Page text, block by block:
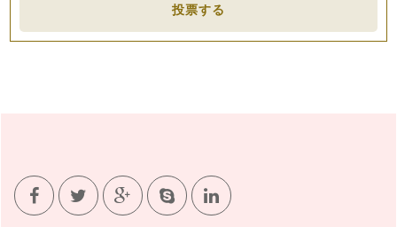
投票する